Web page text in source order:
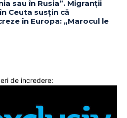
sau în Rusia”. Migranții
Ceuta susțin că
în Europa: „Marocul le
de incredere: